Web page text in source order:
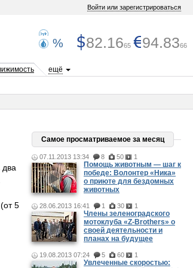
Войти или зарегистрироваться
% 82.1665 94.8366
ещё
два
5
Самое просматриваемое за месяц
07.11.2013 13:34 8 50 1
Помощь животным — шаг к
победе: Волонтер «Ника»
о приюте для бездомных
животных
28.06.2013 16:41 1 30 1
Члены зеленоградского
мотоклуба «Z-Brothers» о
своей деятельности и
планах на будущее
19.08.2013 07:24 5 60 1
Увлеченные скоростью: